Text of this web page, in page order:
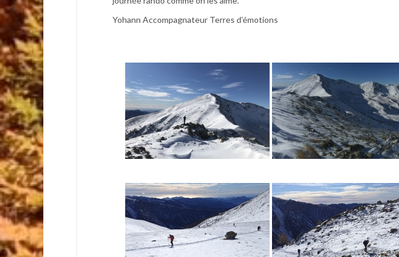
Yohann Accompagnateur Terres d’émotions